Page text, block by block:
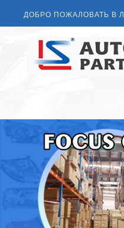
ДОБРО ПОЖАЛОВАТЬ В